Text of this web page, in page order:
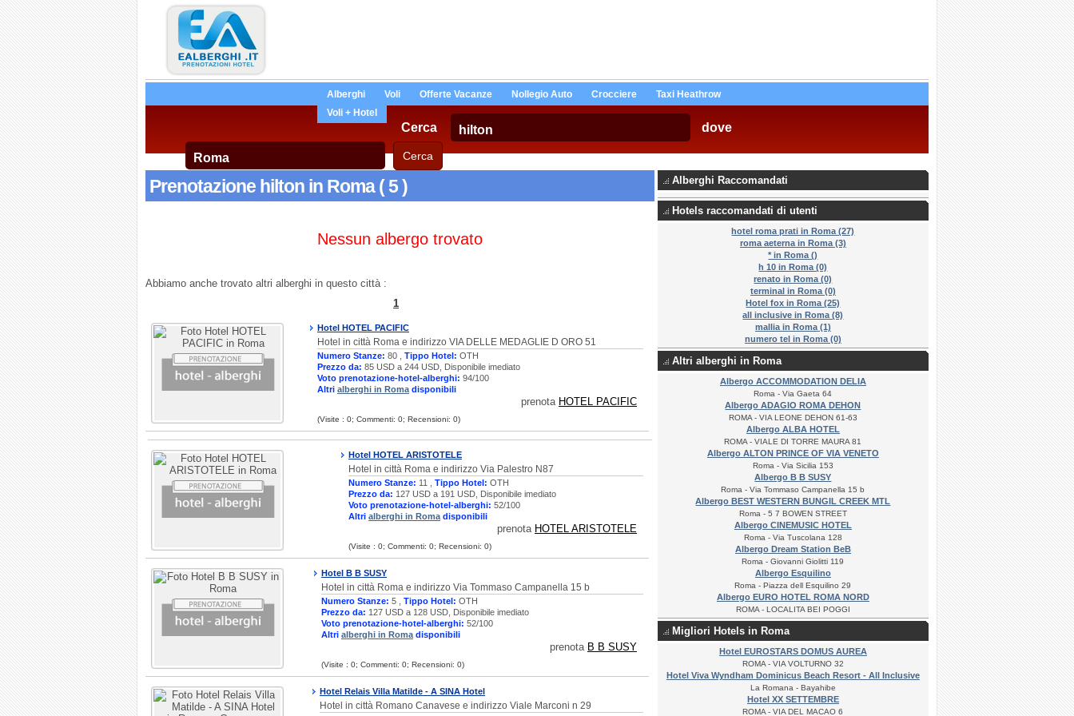
Alberghi Voli Offerte Vacanze Nollegio Auto Crocciere
Taxi Heathrow
Voli + Hotel
Cerca dove
Prenotazione hilton in Roma ( 5 )
Nessun albergo trovato
Abbiamo anche trovato altri alberghi in questo città :
1
Hotel HOTEL PACIFIC
Hotel in città Roma e indirizzo VIA DELLE MEDAGLIE D ORO 51
Numero Stanze: 80 , Tippo Hotel: OTH
Prezzo da: 85 USD a 244 USD, Disponibile imediato
Voto prenotazione-hotel-alberghi: 94/100
Altri alberghi in Roma disponibili
prenota HOTEL PACIFIC
(Visite : 0; Commenti: 0; Recensioni: 0)
Hotel HOTEL ARISTOTELE
Hotel in città Roma e indirizzo Via Palestro N87
Numero Stanze: 11 , Tippo Hotel: OTH
Prezzo da: 127 USD a 191 USD, Disponibile imediato
Voto prenotazione-hotel-alberghi: 52/100
Altri alberghi in Roma disponibili
prenota HOTEL ARISTOTELE
(Visite : 0; Commenti: 0; Recensioni: 0)
Hotel B B SUSY
Hotel in città Roma e indirizzo Via Tommaso Campanella 15 b
Numero Stanze: 5 , Tippo Hotel: OTH
Prezzo da: 127 USD a 128 USD, Disponibile imediato
Voto prenotazione-hotel-alberghi: 52/100
Altri alberghi in Roma disponibili
prenota B B SUSY
(Visite : 0; Commenti: 0; Recensioni: 0)
Hotel Relais Villa Matilde - A SINA Hotel
Hotel in città Romano Canavese e indirizzo Viale Marconi n 29
Alberghi Raccomandati
Hotels raccomandati di utenti
hotel roma prati in Roma (27)
roma aeterna in Roma (3)
* in Roma ()
h 10 in Roma (0)
renato in Roma (0)
terminal in Roma (0)
Hotel fox in Roma (25)
all inclusive in Roma (8)
mallia in Roma (1)
numero tel in Roma (0)
Altri alberghi in Roma
Albergo ACCOMMODATION DELIA
Roma - Via Gaeta 64
Albergo ADAGIO ROMA DEHON
ROMA - VIA LEONE DEHON 61-63
Albergo ALBA HOTEL
ROMA - VIALE DI TORRE MAURA 81
Albergo ALTON PRINCE OF VIA VENETO
Roma - Via Sicilia 153
Albergo B B SUSY
Roma - Via Tommaso Campanella 15 b
Albergo BEST WESTERN BUNGIL CREEK MTL
Roma - 5 7 BOWEN STREET
Albergo CINEMUSIC HOTEL
Roma - Via Tuscolana 128
Albergo Dream Station BeB
Roma - Giovanni Giolitti 119
Albergo Esquilino
Roma - Piazza dell Esquilino 29
Albergo EURO HOTEL ROMA NORD
ROMA - LOCALITA BEI POGGI
Migliori Hotels in Roma
Hotel EUROSTARS DOMUS AUREA
ROMA - VIA VOLTURNO 32
Hotel Viva Wyndham Dominicus Beach Resort - All Inclusive
La Romana - Bayahibe
Hotel XX SETTEMBRE
ROMA - VIA DEL MACAO 6